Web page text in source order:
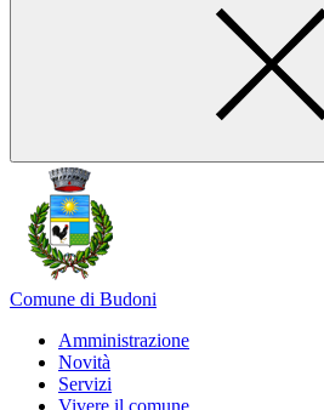
Comune di Budoni
Amministrazione
Novità
Servizi
Vivere il comune